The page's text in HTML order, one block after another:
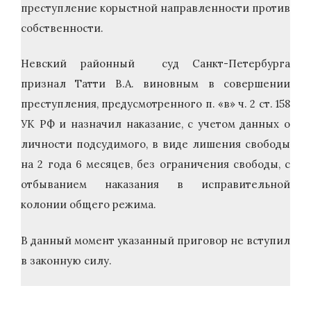
преступление корыстной направленности против
собственности.
Невский районный суд Санкт-Петербурга
признал Татти В.А. виновным в совершении
преступления, предусмотренного п. «в» ч. 2 ст. 158
УК РФ и назначил наказание, с учетом данных о
личности подсудимого, в виде лишения свободы
на 2 года 6 месяцев, без ограничения свободы, с
отбыванием наказания в исправительной
колонии общего режима.
В данный момент указанный приговор не вступил
в законную силу.